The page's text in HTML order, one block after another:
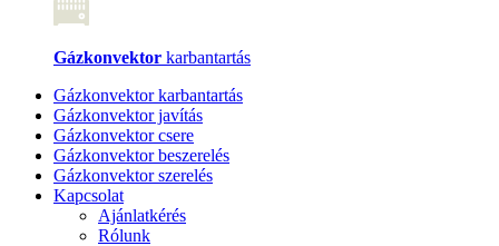
Gázkonvektor karbantartás
Gázkonvektor karbantartás
Gázkonvektor javítás
Gázkonvektor csere
Gázkonvektor beszerelés
Gázkonvektor szerelés
Kapcsolat
Ajánlatkérés
Rólunk